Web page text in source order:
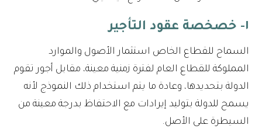
١- خصخصة عقود التأجير
السماح للقطاع الخاص استثمار الأصول والموارد
المملوكة للقطاع العام لفترة زمنية معينة، مقابل أجور تقوم
الدولة بتحديدها، وعادة ما يتم استخدام ذلك النموذج لأنه
يسمح للدولة بتوليد إيرادات مع الاحتفاظ بدرجة معينة من
السيطرة على الأصل.